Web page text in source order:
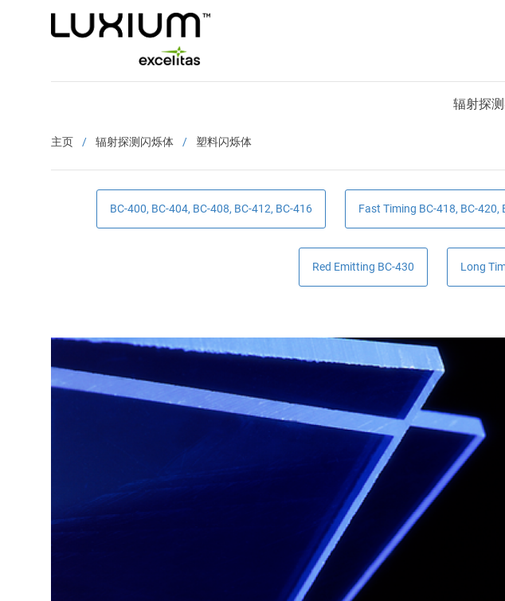
navigation
辐射探
主页 辐射探测闪烁体 塑料闪烁体
BC-400, BC-404, BC-408, BC-412, BC-416 Fast Timing BC-418, BC-420,
Red Emitting BC-430 Long